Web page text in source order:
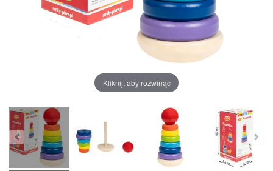
Kliknij, aby rozwinąć